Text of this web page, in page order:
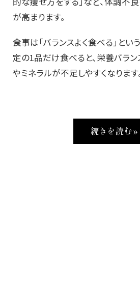
が高まります。
食事は「バランスよく食べる」とい
定の1品だけ食べると、栄養バラン
やミネラルが不足しやすくなります
続きを読む »